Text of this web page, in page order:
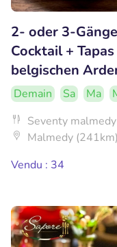
2- oder 3-
Cocktail +
belgischen
Demain Sa Ma
Seventy malmedy
Malmedy (241km)
Vendu : 34